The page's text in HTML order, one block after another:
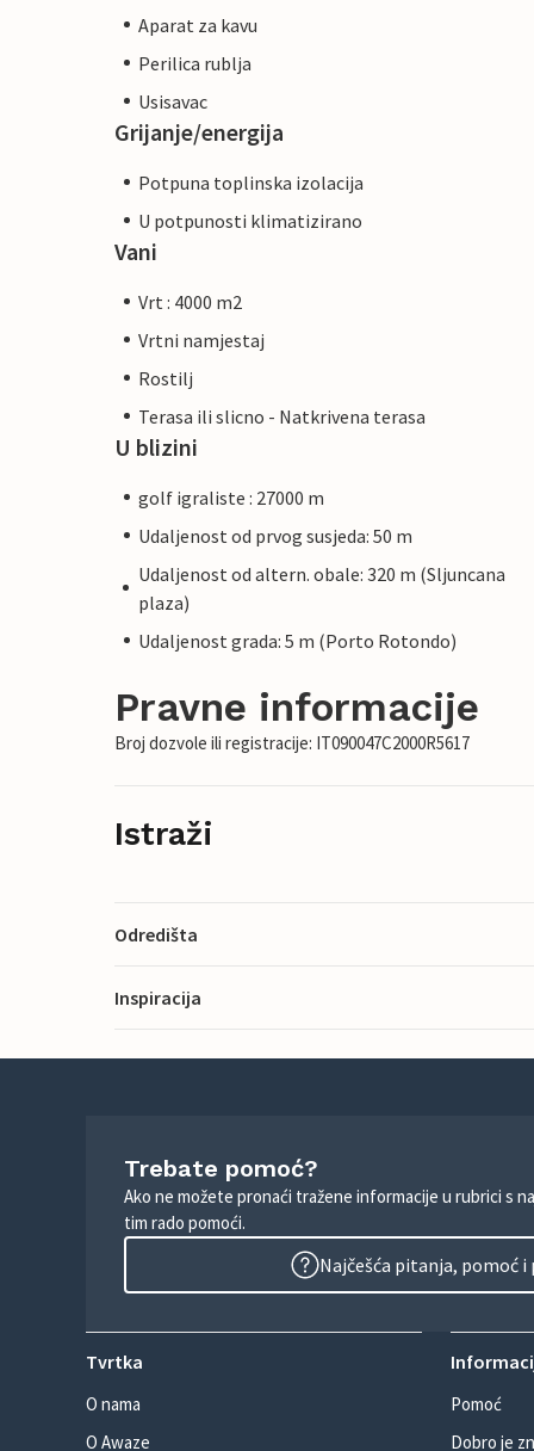
Aparat za kavu
Perilica rublja
Usisavac
Grijanje/energija
Potpuna toplinska izolacija
U potpunosti klimatizirano
Vani
Vrt : 4000 m2
Vrtni namjestaj
Rostilj
Terasa ili slicno - Natkrivena terasa
U blizini
golf igraliste : 27000 m
Udaljenost od prvog susjeda: 50 m
Udaljenost od altern. obale: 320 m (Sljuncana
plaza)
Udaljenost grada: 5 m (Porto Rotondo)
Pravne informacije
Broj dozvole ili registracije: IT090047C2000R5617
Istraži
Odredišta
Inspiracija
Trebate pomoć?
Ako ne možete pronaći tražene informacije u rubrici s
tim rado pomoći.
Najčešća pitanja, pomoć i
Tvrtka
O nama
O Awaze
Pomoć
Dobro je